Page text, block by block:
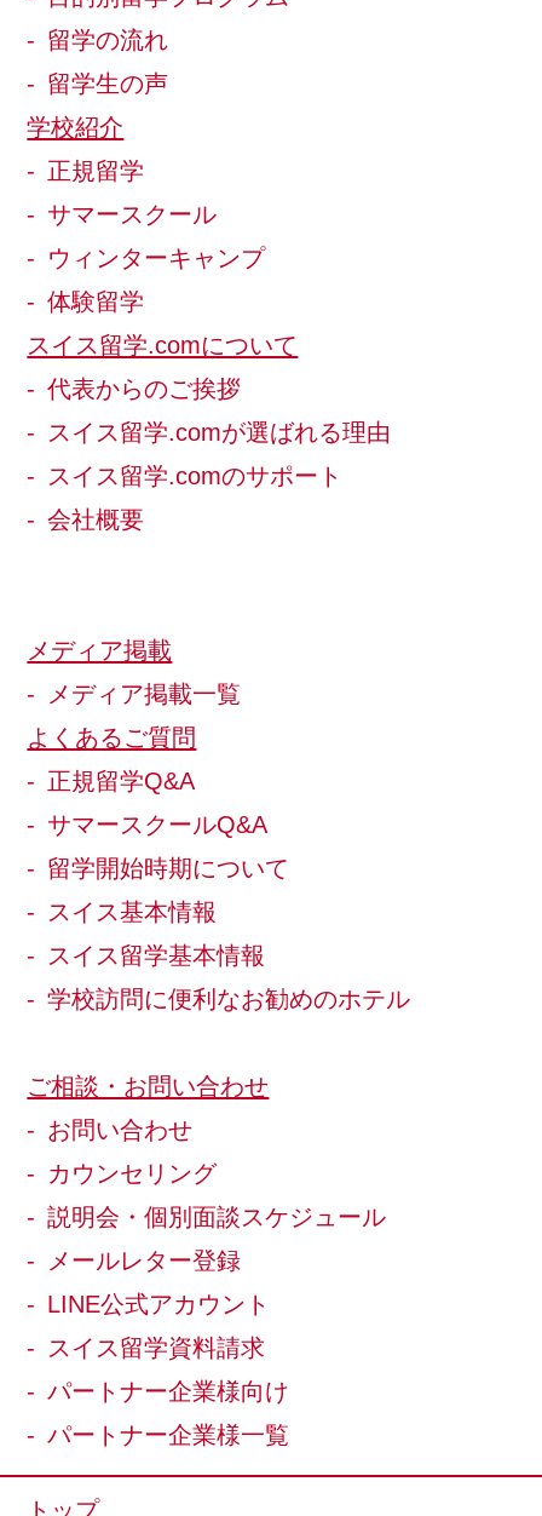
留学の流れ
留学生の声
学校紹介
正規留学
サマースクール
ウィンターキャンプ
体験留学
スイス留学.comについて
代表からのご挨拶
スイス留学.comが選ばれる理由
スイス留学.comのサポート
会社概要
メディア掲載
メディア掲載一覧
よくあるご質問
正規留学Q&A
サマースクールQ&A
留学開始時期について
スイス基本情報
スイス留学基本情報
学校訪問に便利なお勧めのホテル
ご相談・お問い合わせ
お問い合わせ
カウンセリング
説明会・個別面談スケジュール
メールレター登録
LINE公式アカウント
スイス留学資料請求
パートナー企業様向け
パートナー企業様一覧
トップ